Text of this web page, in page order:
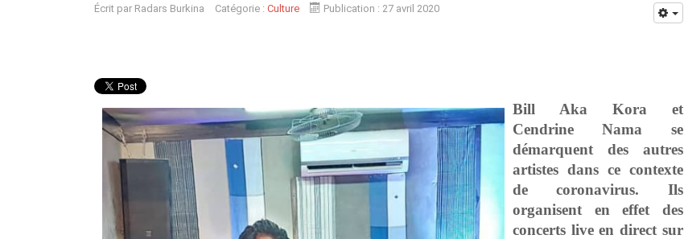
Écrit par Radars Burkina Catégorie : Culture Publication : 27 avril 2020
Bill Aka Kora et
Cendrine Nama se
démarquent des autres
artistes dans ce contexte
de coronavirus. Ils
organisent en effet des
concerts live en direct sur